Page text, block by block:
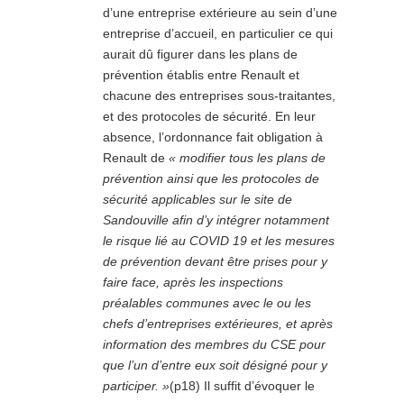
d’une entreprise extérieure au sein d’une
entreprise d’accueil, en particulier ce qui
aurait dû figurer dans les plans de
prévention établis entre Renault et
chacune des entreprises sous-traitantes,
et des protocoles de sécurité. En leur
absence, l’ordonnance fait obligation à
Renault de « modifier tous les plans de
prévention ainsi que les protocoles de
sécurité applicables sur le site de
Sandouville afin d’y intégrer notamment
le risque lié au COVID 19 et les mesures
de prévention devant être prises pour y
faire face, après les inspections
préalables communes avec le ou les
chefs d’entreprises extérieures, et après
information des membres du CSE pour
que l’un d’entre eux soit désigné pour y
participer. »(p18) Il suffit d’évoquer le